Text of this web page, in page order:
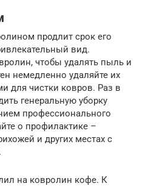
продлит срок его
вид.
чтобы удалять пыль и
немедленно удаляйте их
для чистки ковров. Раз в
генеральную уборку
профессионального
о профилактике –
и других местах с
на ковролин кофе. К